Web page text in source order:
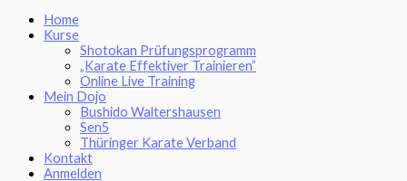
Home
Kurse
Shotokan Prüfungsprogramm
„Karate Effektiver Trainieren”
Online Live Training
Mein Dojo
Bushido Waltershausen
Sen5
Thüringer Karate Verband
Kontakt
Anmelden